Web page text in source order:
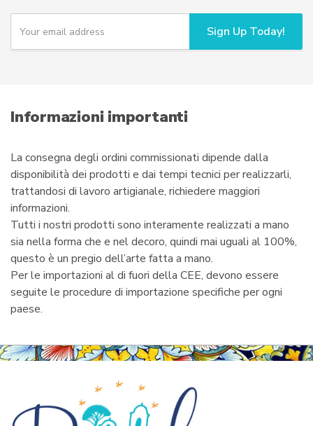
Y
u
i
l
Sign Up Today!
Informazioni importanti
La consegna degli ordini commissionati dipende dalla
disponibilità dei prodotti e dai tempi tecnici per realizzarli,
trattandosi di lavoro artigianale, richiedere maggiori
informazioni.
Tutti i nostri prodotti sono interamente realizzati a mano
sia nella forma che e nel decoro, quindi mai uguali al 100%,
questo è un pregio dell’arte fatta a mano.
Per le importazioni al di fuori della CEE, devono essere
seguite le procedure di importazione specifiche per ogni
paese.